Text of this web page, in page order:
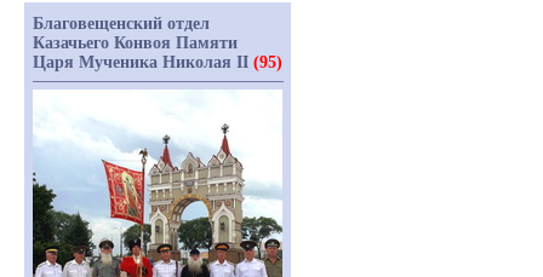
Благовещенский отдел
Казачьего Конвоя Памяти
Царя Мученика Николая II (95)